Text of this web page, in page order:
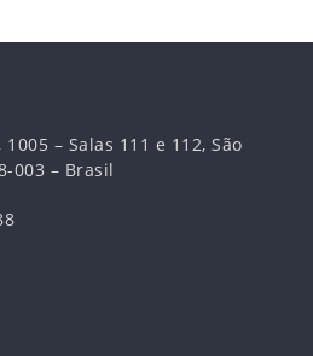
– Salas 111 e 112, São
003 – Brasil